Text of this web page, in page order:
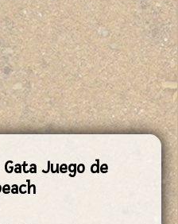
Gata Juego de